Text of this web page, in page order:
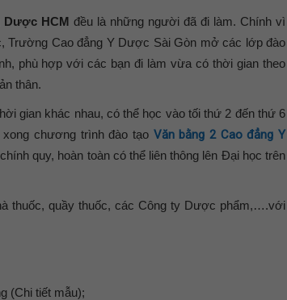
Dược HCM đều là những người đã đi làm. Chính vì
Trường Cao đẳng Y Dược Sài Gòn mở các lớp đào
phù hợp với các bạn đi làm vừa có thời gian theo
thân.
gian khác nhau, có thể học vào tối thứ 2 đến thứ 6
chương trình đào tạo Văn bằng 2 Cao đẳng Y
quy, hoàn toàn có thể liên thông lên Đại học trên
thuốc, quầy thuốc, các Công ty Dược phẩm,….với
(Chi tiết mẫu);